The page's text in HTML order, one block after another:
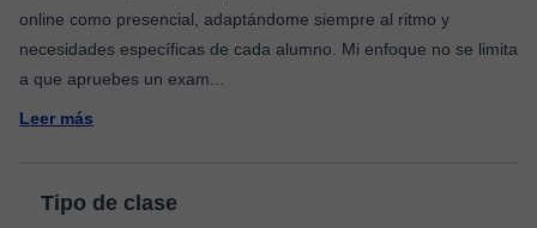
online como presencial, adaptándome siempre al ritmo y
necesidades específicas de cada alumno. Mi enfoque no se limita
a que apruebes un exam
Leer más
Tipo de clase